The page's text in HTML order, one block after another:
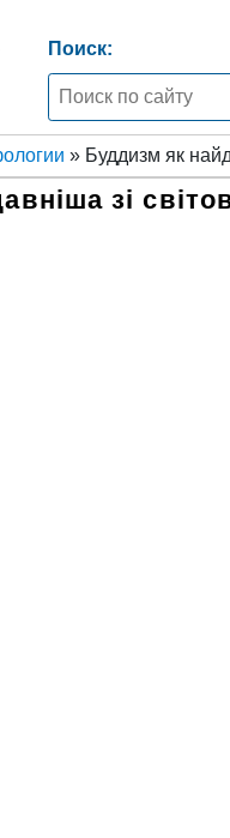
Поиск:
» Буддизм як
зі